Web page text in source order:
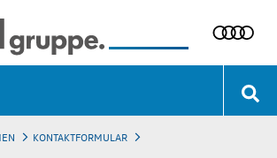
KONTAKTFORMULAR